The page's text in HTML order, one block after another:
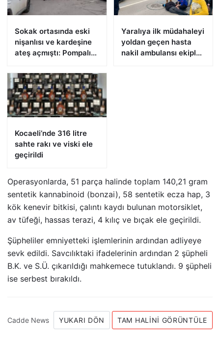
Sokak ortasında eski
nişanlısı ve kardeşine
ateş açmıştı: Pompalı
Yaralıya ilk müdahaleyi
yoldan geçen hasta
nakil ambulansı ekipleri
Kocaeli’nde 316 litre
sahte rakı ve viski ele
geçirildi
Operasyonlarda, 51 parça halinde toplam 140,21 gram
sentetik kannabinoid (bonzai), 58 sentetik ecza hap, 3
kök kenevir bitkisi, çalıntı kaydı bulunan motorsiklet,
av tüfeği, hassas terazi, 4 kılıç ve bıçak ele geçirildi.
Şüpheliler emniyetteki işlemlerinin ardından adliyeye
sevk edildi. Savcılıktaki ifadelerinin ardından 2 şüpheli
B.K. ve S.Ü. çıkarıldığı mahkemece tutuklandı. 9 şüpheli
ise serbest bırakıldı.
Cadde News YUKARI DÖN TAM HALINI GÖRÜNTÜLE